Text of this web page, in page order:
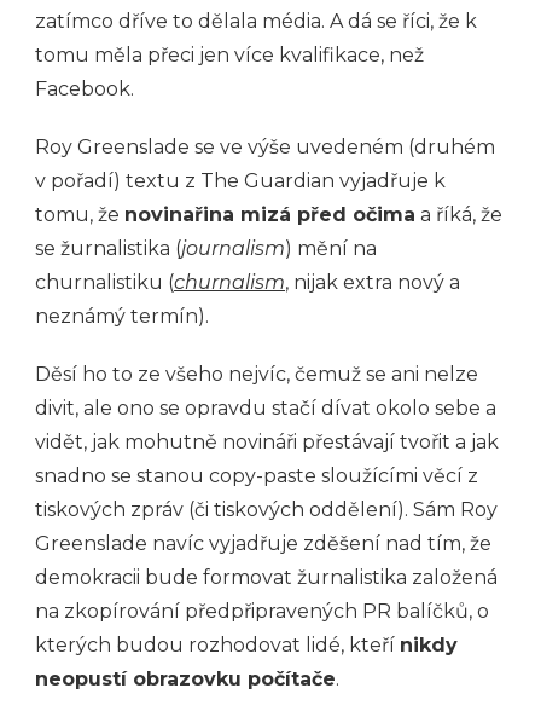
zatímco dříve to dělala média. A dá se říci, že k
tomu měla přeci jen více kvalifikace, než
Facebook.
Roy Greenslade se ve výše uvedeném (druhém
v pořadí) textu z The Guardian vyjadřuje k
tomu, že novinařina mizá před očima a říká, že
se žurnalistika (journalism) mění na
churnalistiku (churnalism, nijak extra nový a
neznámý termín).
Děsí ho to ze všeho nejvíc, čemuž se ani nelze
divit, ale ono se opravdu stačí dívat okolo sebe a
vidět, jak mohutně novináři přestávají tvořit a jak
snadno se stanou copy-paste sloužícími věcí z
tiskových zpráv (či tiskových oddělení). Sám Roy
Greenslade navíc vyjadřuje zděšení nad tím, že
demokracii bude formovat žurnalistika založená
na zkopírování předpřipravených PR balíčků, o
kterých budou rozhodovat lidé, kteří nikdy
neopustí obrazovku počítače.